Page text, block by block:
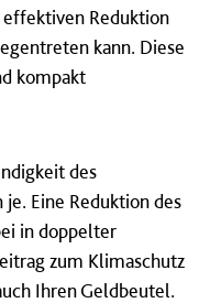
effektiven Reduktion
kann. Diese
kompakt
des
Eine Reduktion des
in doppelter
zum Klimaschutz
Ihren Geldbeutel.